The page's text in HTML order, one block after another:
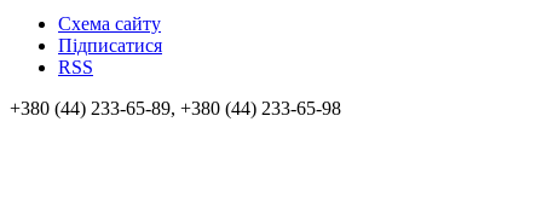
Схема сайту
Підписатися
RSS
+380 (44) 233-65-89, +380 (44) 233-65-98